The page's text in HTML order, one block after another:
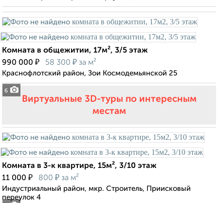
6
Комната в общежитии, 17м², 3/5 этаж
990 000 ₽ 58 300 ₽ за м²
Краснофлотский район, Зои Космодемьянской 25
Виртуальные 3D-туры по интересным
местам
Комната в 3-к квартире, 15м², 3/10 этаж
11 000 ₽ 800 ₽ за м²
Индустриальный район, мкр. Строитель, Приисковый
переулок 4